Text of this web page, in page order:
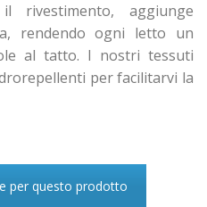
rivestimento, aggiunge
rendendo ogni letto un
al tatto. I nostri tessuti
per facilitarvi la
per questo prodotto